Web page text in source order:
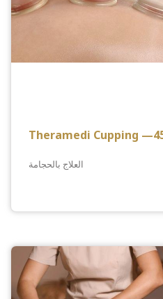
Theramedi Cupping
العلاج بالحجامة